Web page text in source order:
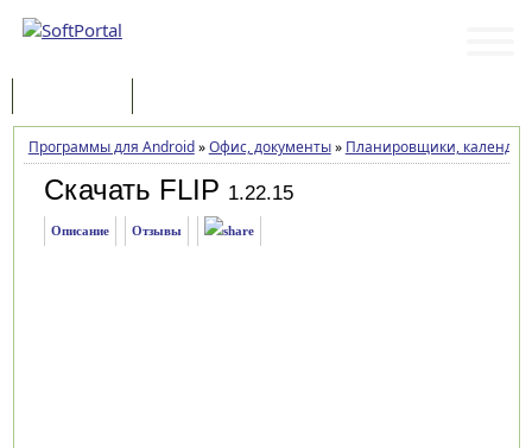
Программы для Android»Офис, документы» Планировщики,
Скачать FLIP 1.22.15
Описание Отзывы